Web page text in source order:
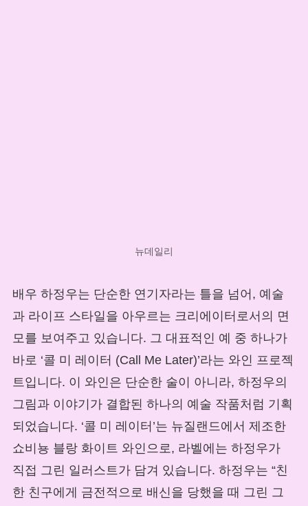
뉴데일리
배우 하정우는 단순한 연기자라는 틀을 넘어, 예술
과 라이프 스타일을 아우르는 크리에이터로서의 면
모를 보여주고 있습니다. 그 대표적인 예 중 하나가
바로 ‘콜 미 레이터 (Call Me Later)’라는 와인 프로젝
트입니다. 이 와인은 단순한 술이 아니라, 하정우의
그림과 이야기가 결합된 하나의 예술 작품처럼 기획
되었습니다. ‘콜 미 레이터’는 뉴질랜드에서 제조한
쇼비뇽 블랑 화이트 와인으로, 라벨에는 하정우가
직접 그린 일러스트가 담겨 있습니다. 하정우는 “친
한 친구에게 금전적으로 배신을 당했을 때 그린 그